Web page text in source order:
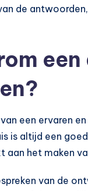
de
van een ervaren
is altijd een
aan het maken
van de